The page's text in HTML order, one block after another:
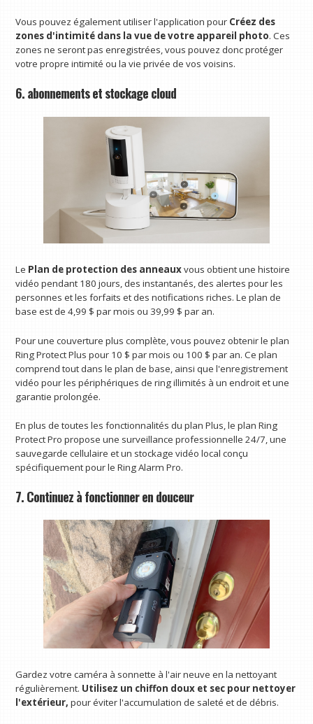
Vous pouvez également utiliser l'application pour Créez des
zones d'intimité dans la vue de votre appareil photo. Ces
zones ne seront pas enregistrées, vous pouvez donc protéger
votre propre intimité ou la vie privée de vos voisins.
6. abonnements et stockage cloud
Le Plan de protection des anneauxvous obtient une histoire
vidéo pendant 180 jours, des instantanés, des alertes pour les
personnes et les forfaits et des notifications riches. Le plan de
base est de 4,99 $ par mois ou 39,99 $ par an.
Pour une couverture plus complète, vous pouvez obtenir le plan
Ring Protect Plus pour 10 $ par mois ou 100 $ par an. Ce plan
comprend tout dans le plan de base, ainsi que l'enregistrement
vidéo pour les périphériques de ring illimités à un endroit et une
garantie prolongée.
En plus de toutes les fonctionnalités du plan Plus, le plan Ring
Protect Pro propose une surveillance professionnelle 24/7, une
sauvegarde cellulaire et un stockage vidéo local conçu
spécifiquement pour le Ring Alarm Pro.
7. Continuez à fonctionner en douceur
Gardez votre caméra à sonnette à l'air neuve en la nettoyant
régulièrement. Utilisez un chiffon doux et sec pour nettoyer
l'extérieur,pour éviter l'accumulation de saleté et de débris.